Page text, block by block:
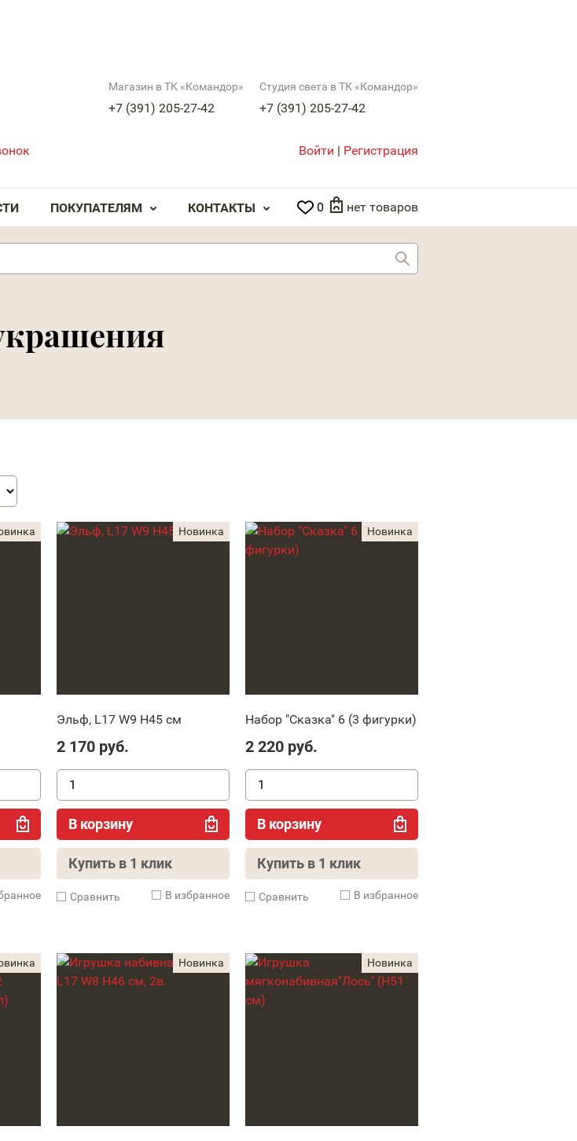
Магазин в ТК «Командор»
+7 (391) 205-27-42
Студия света в ТК «Командор»
+7 (391) 205-27-42
Войти | Регистрация
ПОКУПАТЕЛЯМ КОНТАКТЫ 0 нет товаров
Эльф, L17 W9 H45 см
2 170руб.
В корзину
Купить в 1 клик
Cравнить В избранное
Набор "Сказка" 6 (3 фигурки)
2 220руб.
В корзину
Купить в 1 клик
Cравнить В избранное